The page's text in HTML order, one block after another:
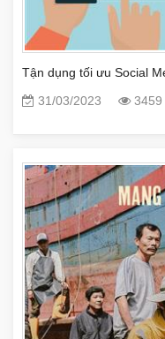
Tận dụng tối ưu Social
31/03/2023
3459